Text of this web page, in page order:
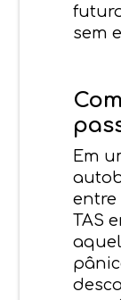
sem
Em
entre
TAS